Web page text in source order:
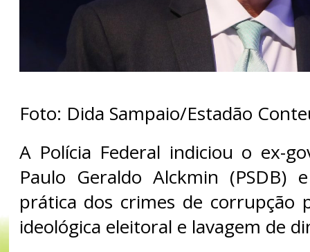
Foto: Dida Sampaio/Estadão
A Polícia Federal indiciou o ex-
Paulo Geraldo Alckmin (PSDB)
prática dos crimes de corrupção
ideológica eleitoral e lavagem de